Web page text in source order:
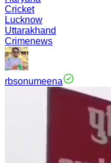
Cricket
Lucknow
Uttarakhand
Crimenews
rbsonumeena